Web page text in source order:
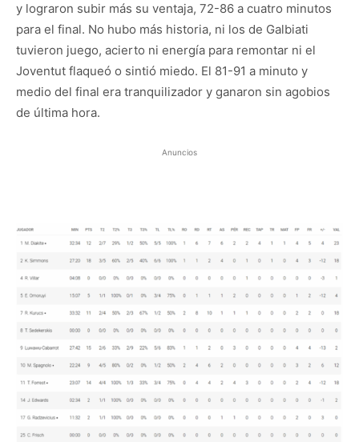
y lograron subir más su ventaja, 72-86 a cuatro minutos
para el final. No hubo más historia, ni los de Galbiati
tuvieron juego, acierto ni energía para remontar ni el
Joventut flaqueó o sintió miedo. El 81-91 a minuto y
medio del final era tranquilizador y ganaron sin agobios
de última hora.
Anuncios